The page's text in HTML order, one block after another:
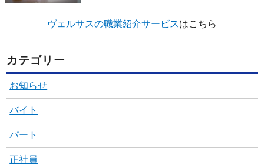
ヴェルサスの職業紹介サービスはこちら
カテゴリー
お知らせ
バイト
パート
正社員